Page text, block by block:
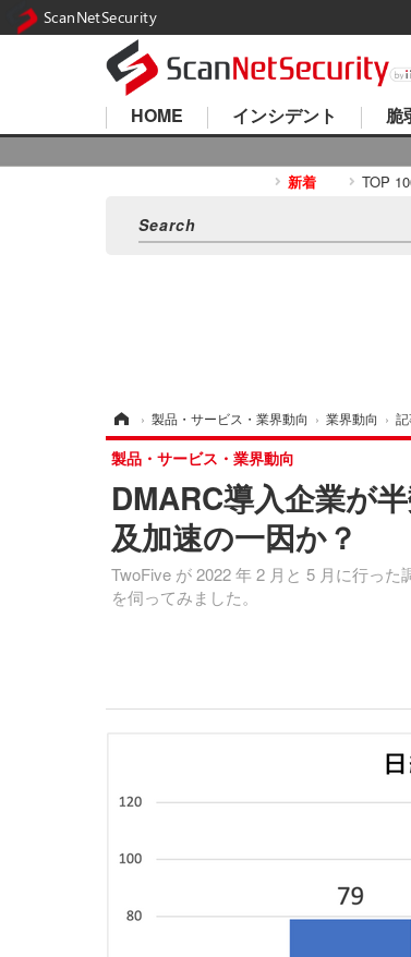
HOME インシデント 脆
新着 TOP
› 製品・サービス・業界動向 › 業界動向 ›
DMARC導入企業が
及加速の一因か？
TwoFive が 2022 年 2 月と 5 月に行っ
を伺ってみました。
製品・サービス・業界動向
ScanNetSecurity